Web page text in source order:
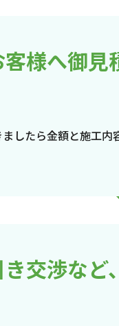
様へ御見
したら金額と施工
交渉など